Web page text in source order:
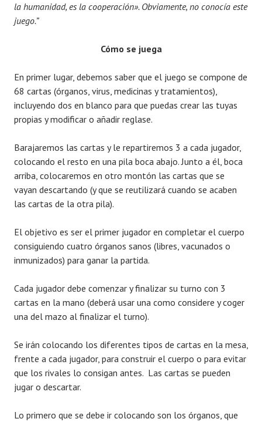
la humanidad, es la cooperación». Obviamente, no conocía este
juego.”
Cómo se juega
En primer lugar, debemos saber que el juego se compone de
68 cartas (órganos, virus, medicinas y tratamientos),
incluyendo dos en blanco para que puedas crear las tuyas
propias y modificar o añadir reglase.
Barajaremos las cartas y le repartiremos 3 a cada jugador,
colocando el resto en una pila boca abajo. Junto a él, boca
arriba, colocaremos en otro montón las cartas que se
vayan descartando (y que se reutilizará cuando se acaben
las cartas de la otra pila).
El objetivo es ser el primer jugador en completar el cuerpo
consiguiendo cuatro órganos sanos (libres, vacunados o
inmunizados) para ganar la partida.
Cada jugador debe comenzar y finalizar su turno con 3
cartas en la mano (deberá usar una como considere y coger
una del mazo al finalizar el turno).
Se irán colocando los diferentes tipos de cartas en la mesa,
frente a cada jugador, para construir el cuerpo o para evitar
que los rivales lo consigan antes. Las cartas se pueden
jugar o descartar.
Lo primero que se debe ir colocando son los órganos, que